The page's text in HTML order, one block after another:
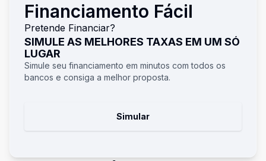
Financiamento Fácil
Pretende Financiar?
SIMULE AS MELHORES TAXAS EM UM SÓ
LUGAR
Simule seu financiamento em minutos com todos os
bancos e consiga a melhor proposta.
Simular